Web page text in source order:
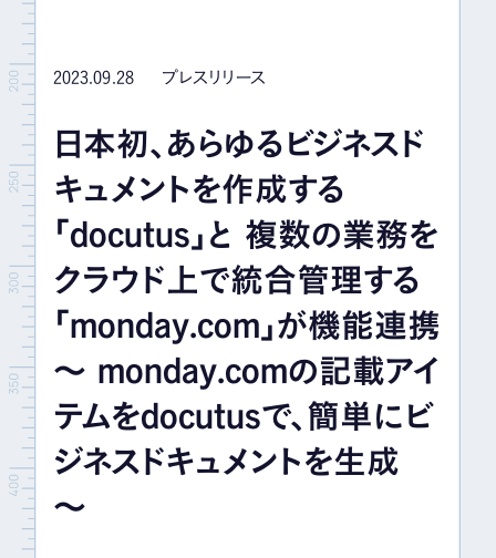
パートナー
サポート
イベント＆セミナー
IR情報
採用情報
お問い合わせ
2023.09.28 プレスリリース
日本初、あらゆるビジネスド
キュメントを作成する
「docutus」と 複数の業務を
クラウド上で統合管理する
「monday.com」が機能連携
〜 monday.comの記載アイ
テムをdocutusで、簡単にビ
ジネスドキュメントを生成
〜